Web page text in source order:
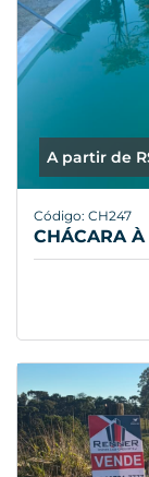
A partir de
Código: CH247
CHÁCARA